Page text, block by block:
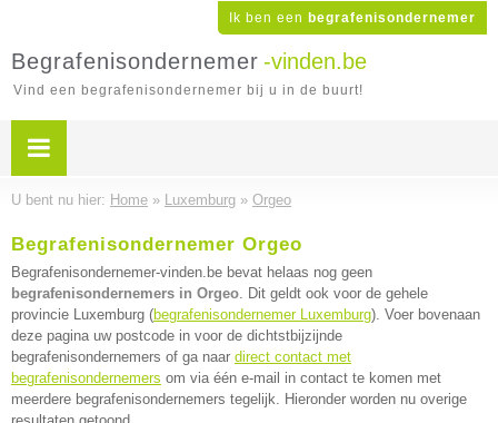
Ik ben een begrafenisondernemer
Begrafenisondernemer -vinden.be
Vind een begrafenisondernemer bij u in de buurt!
U bent nu hier: Home » Luxemburg » Orgeo
Begrafenisondernemer Orgeo
Begrafenisondernemer-vinden.be bevat helaas nog geen
begrafenisondernemers in Orgeo. Dit geldt ook voor de gehele
provincie Luxemburg (begrafenisondernemer Luxemburg). Voer bovenaan
deze pagina uw postcode in voor de dichtstbijzijnde
begrafenisondernemers of ga naar direct contact met
begrafenisondernemers om via één e-mail in contact te komen met
meerdere begrafenisondernemers tegelijk. Hieronder worden nu overige